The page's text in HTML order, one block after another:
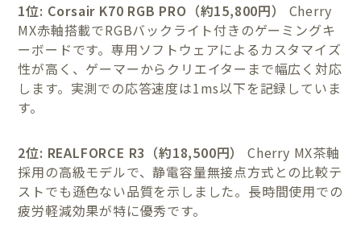
1位: Corsair K70 RGB PRO（約15,800円）
Cherry
MX赤軸搭載でRGBバックライト付きのゲーミングキ
ーボードです。専用ソフトウェアによるカスタマイズ
性が高く、ゲーマーからクリエイターまで幅広く対応
します。実測での応答速度は1ms以下を記録していま
す。
2位: REALFORCE R3（約18,500円）
Cherry MX茶軸
採用の高級モデルで、静電容量無接点方式との比較テ
ストでも遜色ない品質を示しました。長時間使用での
疲労軽減効果が特に優秀です。